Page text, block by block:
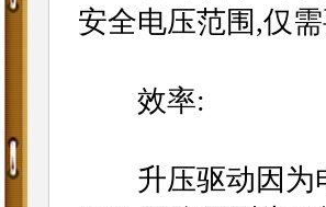
安全电压范围,仅
效率:
升压驱动因为